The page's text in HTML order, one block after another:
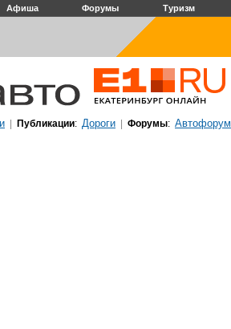
Афиша Форумы Туризм
Публикации: Дороги Форумы: Автофорум